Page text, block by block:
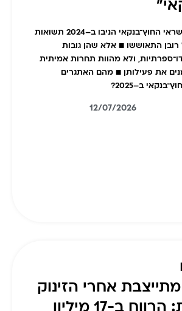
מניות חברות האשראי החוץ־בנקאי הניבו ב–2024 תשואות
התאוששו ■ אלא שהן גובות
ולא מהוות תחרות אמיתית
את פעילותן ■ מהם האתגרים
ב–2025?
12/07/2026
מתייצבת אחרי הזינוק
בהפרשות: הרווח ב-17 מיליון